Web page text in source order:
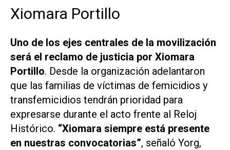
Xiomara Portillo
Uno de los ejes centrales de la movilización
será el reclamo de justicia por Xiomara
Portillo. Desde la organización adelantaron
que las familias de víctimas de femicidios y
transfemicidios tendrán prioridad para
expresarse durante el acto frente al Reloj
Histórico. “Xiomara siempre está presente
en nuestras convocatorias”, señaló Yorg,